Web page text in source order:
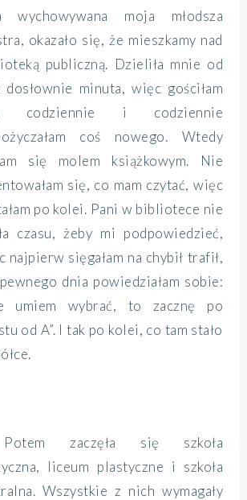
wychowywana moja młodsza
okazało się, że mieszkamy nad
publiczną. Dzieliła mnie od
minuta, więc gościłam
codziennie i codziennie
coś nowego. Wtedy
się molem książkowym. Nie
się, co mam czytać, więc
po kolei. Pani w bibliotece nie
czasu, żeby mi podpowiedzieć,
najpierw sięgałam na chybił trafił,
dnia powiedziałam sobie:
umiem wybrać, to zacznę po
od A”. I tak po kolei, co tam stało
Potem zaczęła się szkoła
liceum plastyczne i szkoła
Wszystkie z nich wymagały